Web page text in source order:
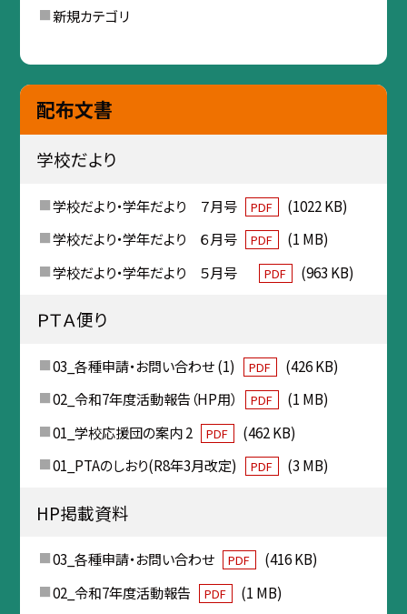
新規カテゴリ
配布文書
学校だより
学校だより・学年だより ７月号 PDF
(1022 KB)
学校だより・学年だより ６月号
PDF
(1 MB)
学校だより・学年だより ５月号
PDF (963 KB)
ＰＴＡ便り
03_各種申請・お問い合わせ (1) PDF
(426 KB)
02_令和7年度活動報告（HP用）
PDF
(1 MB)
01_学校応援団の案内 2
PDF
(462 KB)
01_PTAのしおり(R8年3月改定)
PDF (3 MB)
HP掲載資料
03_各種申請・お問い合わせ PDF
(416 KB)
02_令和7年度活動報告
PDF
(1 MB)